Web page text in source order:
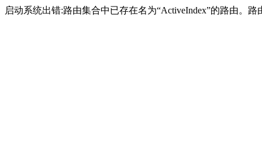
启动系统出错:路由集合中已存在名为“ActiveIndex”的路由。路